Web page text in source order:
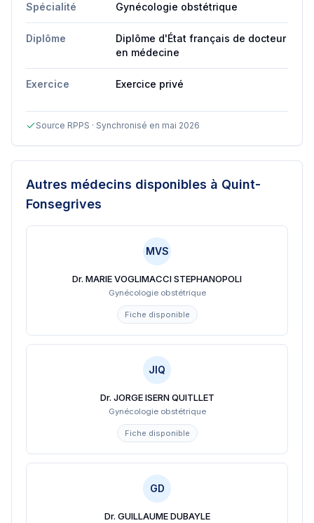
Spécialité Gynécologie obstétrique
Diplôme
Diplôme d'État français de docteur
en médecine
Exercice Exercice privé
Source RPPS · Synchronisé en mai 2026
Autres médecins disponibles à Quint-
Fonsegrives
MVS
Dr. MARIE VOGLIMACCI STEPHANOPOLI
Gynécologie obstétrique
Fiche disponible
JIQ
Dr. JORGE ISERN QUITLLET
Gynécologie obstétrique
Fiche disponible
GD
Dr. GUILLAUME DUBAYLE